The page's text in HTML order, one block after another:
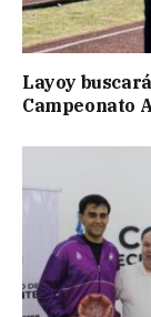
Layoy
Campeonato